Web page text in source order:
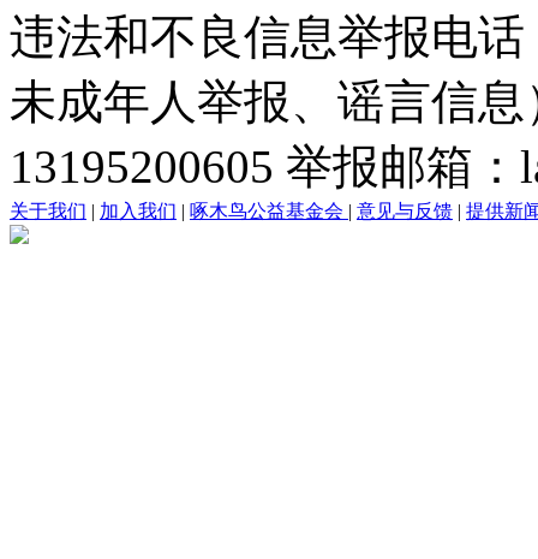
违法和不良信息举报电
未成年人举报、谣言信
13195200605 举报邮箱
关于我们 | 加入我们 | 啄木鸟公益基金会 | 意见与反馈 | 提供新